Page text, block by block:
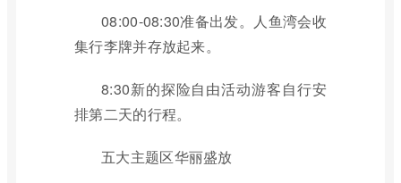
08:00-08:30准备出发。人鱼湾会收
集行李牌并存放起来。
8:30新的探险自由活动游客自行安
排第二天的行程。
五大主题区华丽盛放